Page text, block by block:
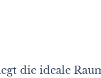
die ideale